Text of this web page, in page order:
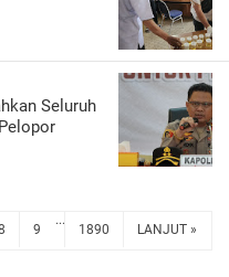
Seluruh
9
...
1890 LANJUT »